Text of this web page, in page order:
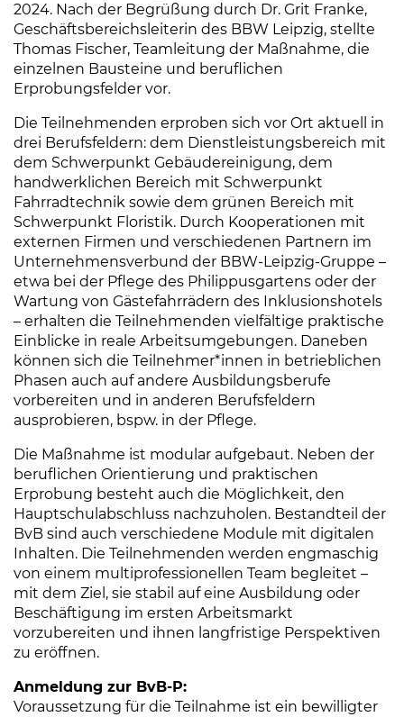
2024. Nach der Begrüßung durch Dr. Grit Franke,
Geschäftsbereichsleiterin des BBW Leipzig, stellte
Thomas Fischer, Teamleitung der Maßnahme, die
einzelnen Bausteine und beruflichen
Erprobungsfelder vor.
Die Teilnehmenden erproben sich vor Ort aktuell in
drei Berufsfeldern: dem Dienstleistungsbereich mit
dem Schwerpunkt Gebäudereinigung, dem
handwerklichen Bereich mit Schwerpunkt
Fahrradtechnik sowie dem grünen Bereich mit
Schwerpunkt Floristik. Durch Kooperationen mit
externen Firmen und verschiedenen Partnern im
Unternehmensverbund der BBW-Leipzig-Gruppe –
etwa bei der Pflege des Philippusgartens oder der
Wartung von Gästefahrrädern des Inklusionshotels
– erhalten die Teilnehmenden vielfältige praktische
Einblicke in reale Arbeitsumgebungen. Daneben
können sich die Teilnehmer*innen in betrieblichen
Phasen auch auf andere Ausbildungsberufe
vorbereiten und in anderen Berufsfeldern
ausprobieren, bspw. in der Pflege.
Die Maßnahme ist modular aufgebaut. Neben der
beruflichen Orientierung und praktischen
Erprobung besteht auch die Möglichkeit, den
Hauptschulabschluss nachzuholen. Bestandteil der
BvB sind auch verschiedene Module mit digitalen
Inhalten. Die Teilnehmenden werden engmaschig
von einem multiprofessionellen Team begleitet –
mit dem Ziel, sie stabil auf eine Ausbildung oder
Beschäftigung im ersten Arbeitsmarkt
vorzubereiten und ihnen langfristige Perspektiven
zu eröffnen.
Anmeldung zur BvB-P:
Voraussetzung für die Teilnahme ist ein bewilligter